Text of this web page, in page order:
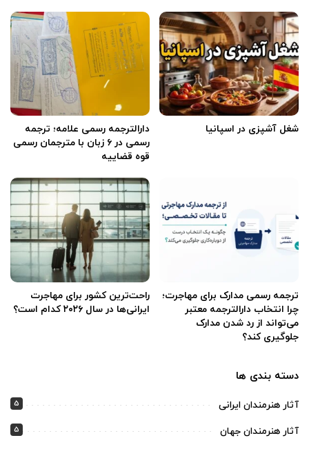
شغل آشپزی در اسپانیا
دارالترجمه رسمی علامه؛ ترجمه
رسمی در ۶ زبان با مترجمان رسمی
قوه قضاییه
ترجمه رسمی مدارک برای مهاجرت؛
چرا انتخاب دارالترجمه معتبر
می‌تواند از رد شدن مدارک
جلوگیری کند؟
راحت‌ترین کشور برای مهاجرت
ایرانی‌ها در سال ۲۰۲۶ کدام است؟
دسته بندی ها
آثار هنرمندان ایرانی 5
آثار هنرمندان جهان 5